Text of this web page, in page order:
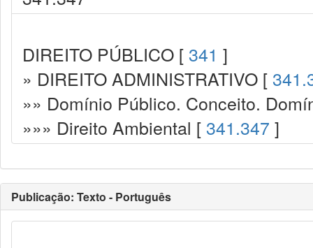
DIREITO PÚBLICO [ 341 ]
» DIREITO ADMINISTRATIVO [
»» Domínio Público. Conceito.
»»» Direito Ambiental [ 341.347 ]
Publicação: Texto - Português